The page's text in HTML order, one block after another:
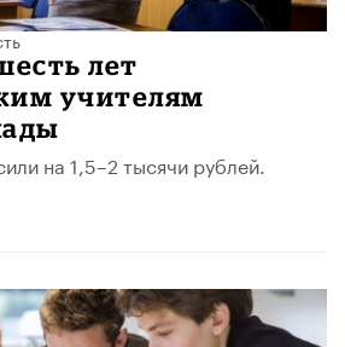
лет
учителям
на 1,5–2 тысячи рублей.